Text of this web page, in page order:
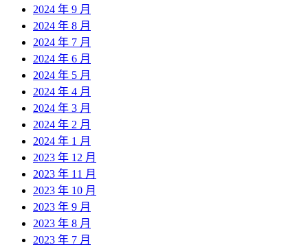
2024 年 9 月
2024 年 8 月
2024 年 7 月
2024 年 6 月
2024 年 5 月
2024 年 4 月
2024 年 3 月
2024 年 2 月
2024 年 1 月
2023 年 12 月
2023 年 11 月
2023 年 10 月
2023 年 9 月
2023 年 8 月
2023 年 7 月